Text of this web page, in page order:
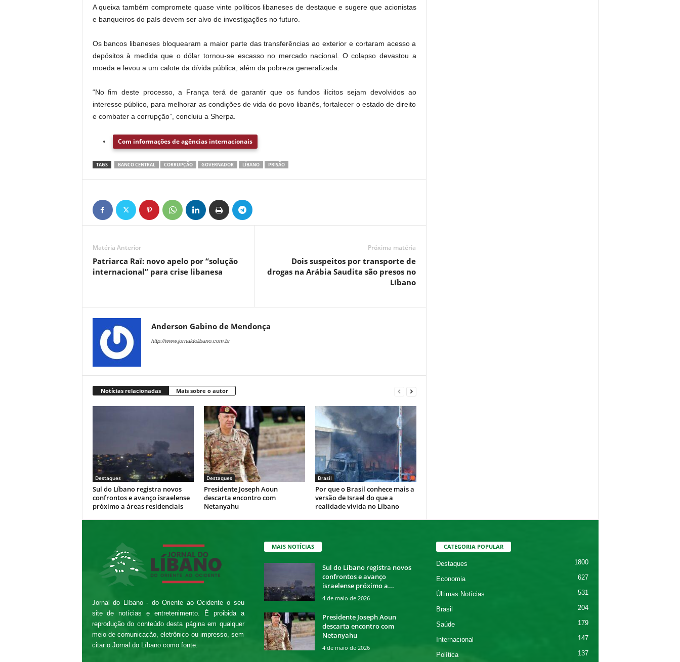
A queixa também compromete quase vinte políticos libaneses de destaque e sugere que acionistas
e banqueiros do país devem ser alvo de investigações no futuro.
Os bancos libaneses bloquearam a maior parte das transferências ao exterior e cortaram acesso a
depósitos à medida que o dólar tornou-se escasso no mercado nacional. O colapso devastou a
moeda e levou a um calote da dívida pública, além da pobreza generalizada.
“No fim deste processo, a França terá de garantir que os fundos ilícitos sejam devolvidos ao
interesse público, para melhorar as condições de vida do povo libanês, fortalecer o estado de direito
e combater a corrupção”, concluiu a Sherpa.
Com informações de agências internacionais
TAGS BANCO CENTRAL CORRUPÇÃO GOVERNADOR LÍBANO PRISÃO
Matéria Anterior
Patriarca Raï: novo apelo por “solução
internacional” para crise libanesa
Próxima matéria
Dois suspeitos por transporte de
drogas na Arábia Saudita são presos no
Líbano
Anderson Gabino de Mendonça
http://www.jornaldolibano.com.br
Notícias relacionadas Mais sobre o autor
Destaques
Sul do Líbano registra novos
confrontos e avanço israelense
próximo a áreas residenciais
Destaques
Presidente Joseph Aoun
descarta encontro com
Netanyahu
Brasil
Por que o Brasil conhece mais a
versão de Israel do que a
realidade vivida no Líbano
Jornal do Líbano - do Oriente ao Ocidente o seu
site de notícias e entretenimento. É proibida a
reprodução do conteúdo desta página em qualquer
meio de comunicação, eletrônico ou impresso, sem
citar o Jornal do Líbano como fonte.
MAIS NOTÍCIAS
Sul do Líbano registra novos
confrontos e avanço
israelense próximo a...
4 de maio de 2026
Presidente Joseph Aoun
descarta encontro com
Netanyahu
4 de maio de 2026
CATEGORIA POPULAR
Destaques 1800
Economia 627
Últimas Notícias 531
Brasil 204
Saúde 179
Internacional 147
Política 137